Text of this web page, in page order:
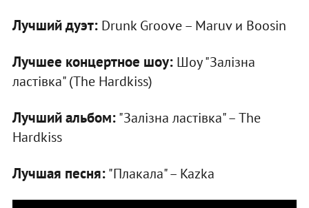
Лучший дуэт:Drunk Groove – Maruv и Boosin
Лучшее концертное шоу:Шоу "Залізна
ластівка" (The Hardkiss)
Лучший альбом:"Залізна ластівка" – The
Hardkiss
Лучшая песня:"Плакала" – Kazka